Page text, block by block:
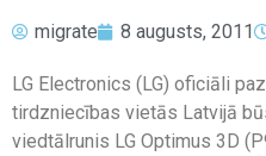
migrate 8 augusts, 2011
LG Electronics (LG) oficiāli
tirdzniecības vietās Latvijā
viedtālrunis LG Optimus 3D